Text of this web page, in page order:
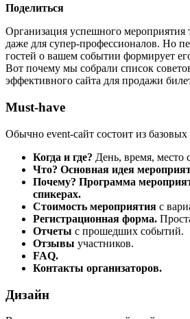
Поделиться
Организация успешного мероприятия
даже для супер-профессионалов. Но
гостей о вашем событии формирует
Вот почему мы собрали список
эффективного сайта для продажи
Must-have
Обычно event-сайт состоит из базовых
Когда и где? День, время, место
Что? Основная идея
Почему? Программа
спикерах.
Стоимость мероприятия с
Регистрационная форма.
Отчеты с прошедших событий.
Отзывы участников.
FAQ.
Контакты организаторов.
Дизайн